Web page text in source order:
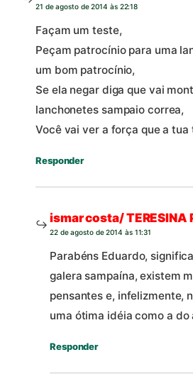
21 de agosto de 2014 às 22:18
Façam um teste,
Peçam patrocínio para uma
um bom patrocínio,
Se ela negar diga que vai
lanchonetes sampaio correa,
Você vai ver a força que a
Responder
ismar costa/ TERESINA
22 de agosto de 2014 às 11:31
Parabéns Eduardo,
galera sampaína, existem
pensantes e, infelizmente,
uma ótima idéia como a do
Responder